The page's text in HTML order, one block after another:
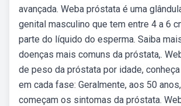
avançada. Weba próstata é uma
genital masculino que tem entre 4 a 6
parte do líquido do esperma. Saiba
doenças mais comuns da próstata,.
de peso da próstata por idade,
em cada fase: Geralmente, aos 50
começam os sintomas da próstata.